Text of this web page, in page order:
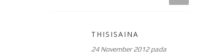
THISISAINA
24 November 2012 pada